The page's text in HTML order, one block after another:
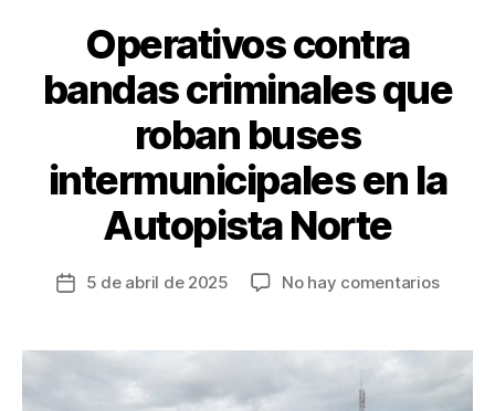
Operativos contra
bandas criminales que
roban buses
intermunicipales en la
Autopista Norte
Fecha
entrada
5 de abril de 2025 No hay comentariosen
bandas